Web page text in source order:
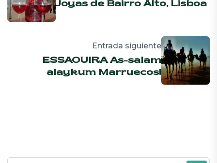
Joyas de Bairro Alto, Lisboa
Entrada siguiente
ESSAOUIRA As-salam
alaykum Marruecos!